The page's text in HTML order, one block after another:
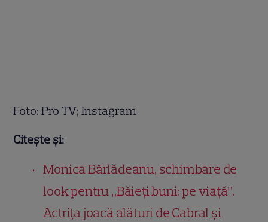
Foto: Pro TV; Instagram
Citește și:
Monica Bârlădeanu, schimbare de
look pentru „Băieți buni: pe viață”.
Actrița joacă alături de Cabral și